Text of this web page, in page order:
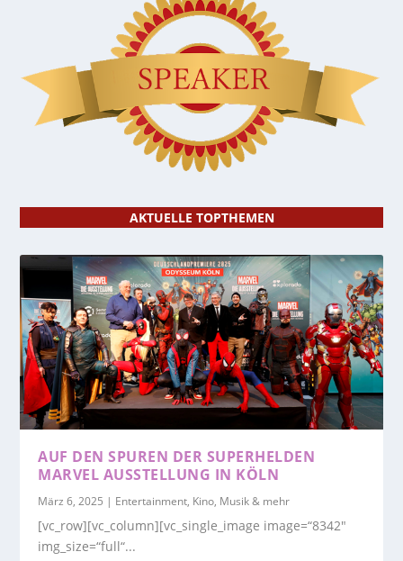
AKTUELLE TOPTHEMEN
AUF DEN SPUREN DER SUPERHELDEN
MARVEL AUSSTELLUNG IN KÖLN
März 6, 2025 | Entertainment, Kino, Musik & mehr
[vc_row][vc_column][vc_single_image image=“8342″
img_size=“full“...